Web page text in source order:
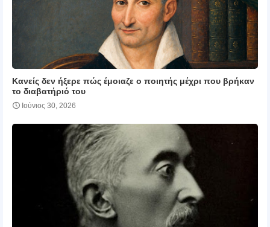
Κανείς δεν ήξερε πώς έμοιαζε ο ποιητής μέχρι που βρήκαν
το διαβατήριό του
Ιούνιος 30, 2026